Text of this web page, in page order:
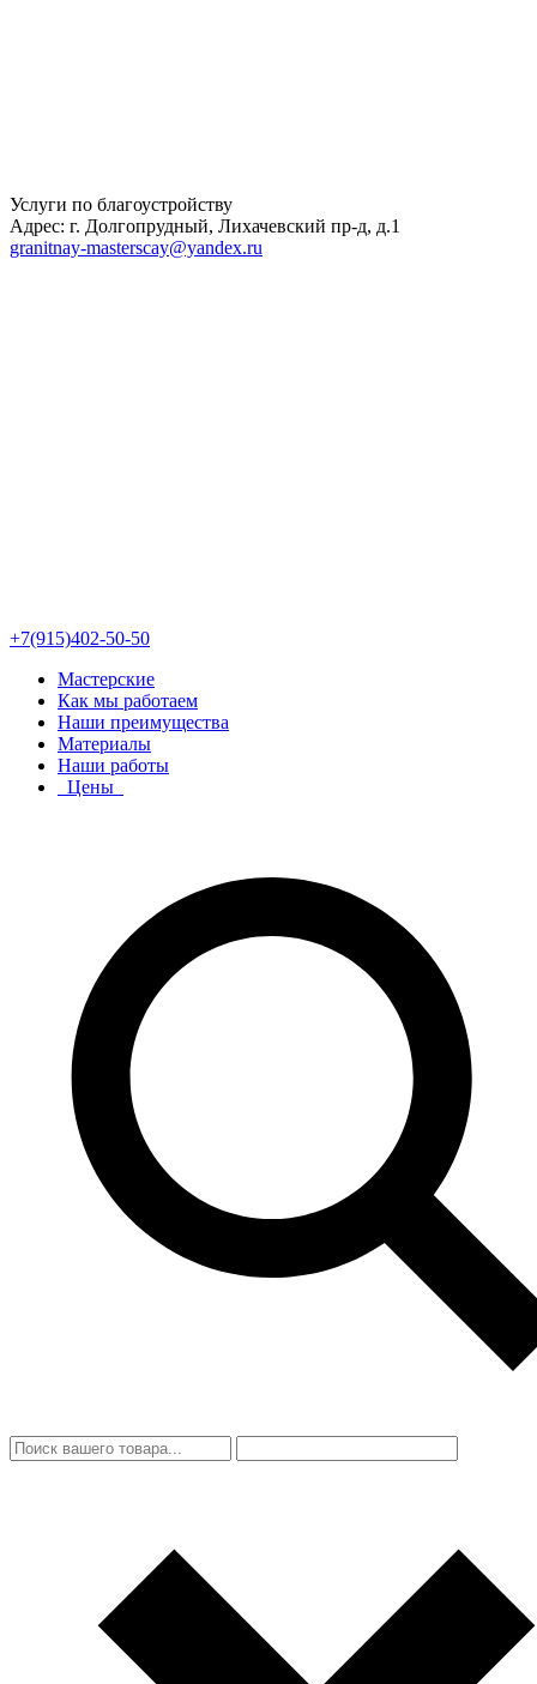
Услуги по благоустройству
Адрес: г. Долгопрудный, Лихачевский пр-д, д.1
granitnay-masterscay@yandex.ru
+7(915)402-50-50
Мастерские
Как мы работаем
Наши преимущества
Материалы
Наши работы
Цены